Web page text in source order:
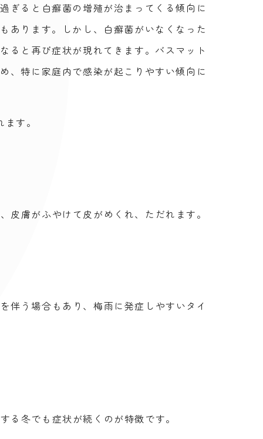
ぎると白癬菌の増殖が治まってくる傾向に
あります。しかし、白癬菌がいなくなった
ると再び症状が現れてきます。バスマット
、特に家庭内で感染が起こりやすい傾向に
す。
膚がふやけて皮がめくれ、ただれます。
伴う場合もあり、梅雨に発症しやすいタイ
冬でも症状が続くのが特徴です。